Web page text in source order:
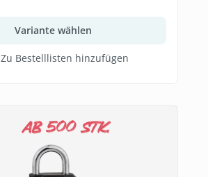
Variante wählen
Zu Bestelllisten hinzufügen